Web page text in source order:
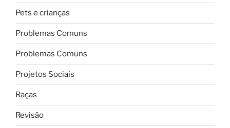
Pets e crianças
Problemas Comuns
Problemas Comuns
Projetos Sociais
Raças
Revisão